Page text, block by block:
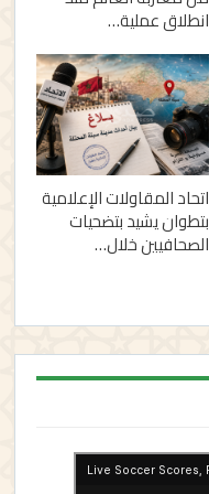
انطلاق عملية…
اتحاد المقاولات الإعلامية
بتطوان يشيد بتضحيات
الصحافيين خلال…